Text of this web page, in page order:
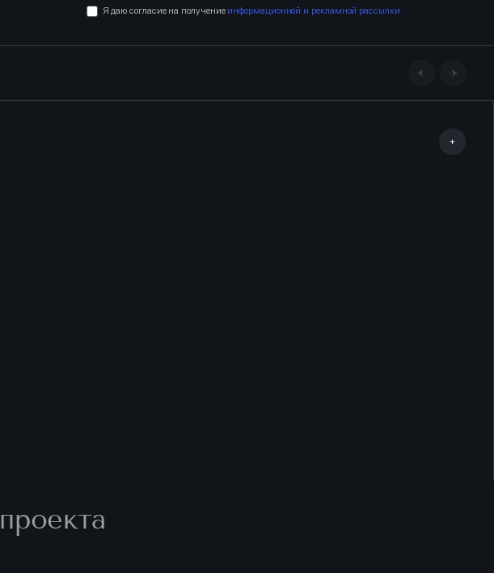
Я даю согласие на получение информационной и рекламной рассылки
проекта